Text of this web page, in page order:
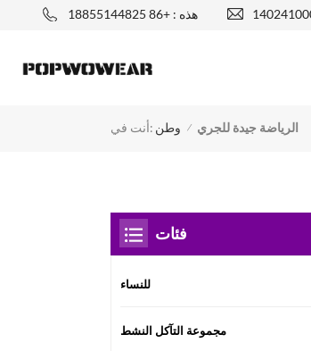
هذه : +86 18855144825
أنت في: وطن / الرياضة جيدة للجري
فئات
للنساء
مجموعة التآكل النشط